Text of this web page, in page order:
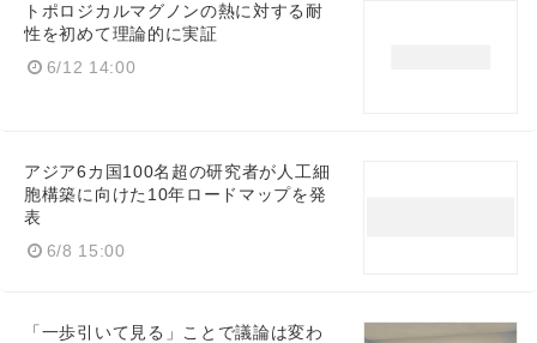
トポロジカルマグノンの熱に対する耐
性を初めて理論的に実証
6/12 14:00
アジア6カ国100名超の研究者が人工細
胞構築に向けた10年ロードマップを発
表
6/8 15:00
「一歩引いて見る」ことで議論は変わ